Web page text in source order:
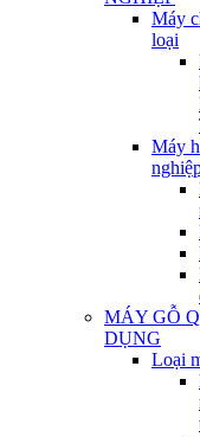
Máy
loại
Máy
MÁY GỖ
DỤNG
Loại